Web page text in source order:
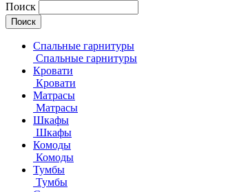
Поиск
Спальные гарнитуры
Спальные гарнитуры
Кровати
Кровати
Матрасы
Матрасы
Шкафы
Шкафы
Комоды
Комоды
Тумбы
Тумбы